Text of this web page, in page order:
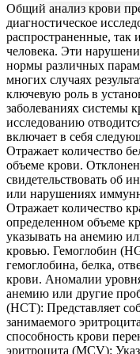
Общий анализ крови
диагностическое
распространенные, так
человека. Эти
нормы различных
многих случаях
ключевую роль в
заболеваниях системы
исследованию
включает в себя
Отражает количество
объеме крови.
свидетельствовать об
или нарушениях
Отражает количество
определенном объеме
указывать на анемию
кровью. Гемоглобин
гемоглобина, белка,
крови. Аномалии
анемию или другие
(HCT): Представляет
занимаемого
способность крови
эритроцита (MCV):